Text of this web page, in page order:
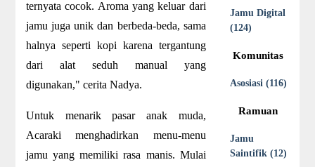
ternyata cocok. Aroma yang keluar dari
jamu juga unik dan berbeda-beda, sama
halnya seperti kopi karena tergantung
dari alat seduh manual yang
digunakan," cerita Nadya.
Untuk menarik pasar anak muda,
Acaraki menghadirkan menu-menu
jamu yang memiliki rasa manis. Mulai
Jamu Digital
(124)
Komunitas
Asosiasi (116)
Ramuan
Jamu
Saintifik (12)